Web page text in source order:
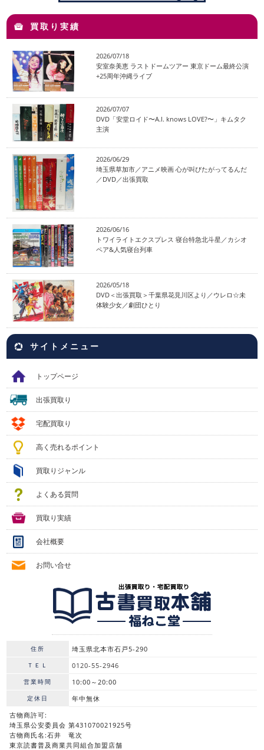
買取り実績
2026/07/18
安室奈美恵 ラストドームツアー 東京ドーム最終公演
+25周年沖縄ライブ
2026/07/07
DVD「安堂ロイド〜A.I. knows LOVE?〜」キムタク
主演
2026/06/29
埼玉県草加市／アニメ映画 心が叫びたがってるんだ
／DVD／出張買取
2026/06/16
トワイライトエクスプレス 寝台特急北斗星／カシオ
ペア&人気寝台列車
2026/05/18
DVD＜出張買取＞千葉県花見川区より／ウレロ☆未
体験少女／劇団ひとり
サイトメニュー
トップページ
出張買取り
宅配買取り
高く売れるポイント
買取りジャンル
よくある質問
買取り実績
会社概要
お問い合せ
住所 埼玉県北本市石戸5-290
ＴＥＬ 0120-55-2946
営業時間 10:00～20:00
定休日
年中無休
古物商許可:
埼玉県公安委員会 第431070021925号
古物商氏名:石井 竜次
東京読書普及商業共同組合加盟店舗